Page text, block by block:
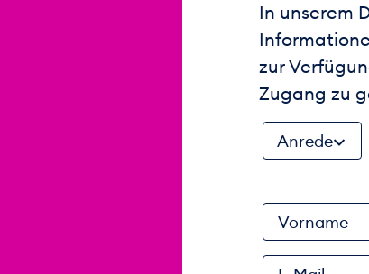
In unserem
zur
Zugang zu
Anrede
Vorname